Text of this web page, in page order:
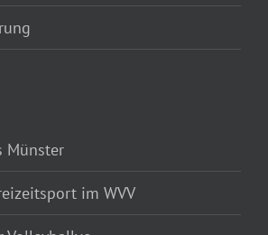
Münster
im WVV